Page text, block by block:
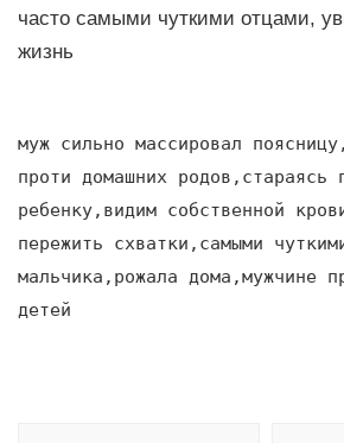
часто самыми чуткими отцами,
жизнь
муж сильно массировал
проти домашних родов,стараясь
ребенку,видим собственной
пережить схватки,самыми
мальчика,рожала дома,мужчине
детей